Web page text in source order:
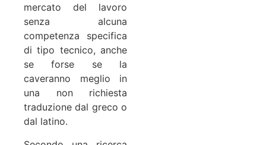
mercato del lavoro
senza alcuna
competenza specifica
di tipo tecnico, anche
se forse se la
caveranno meglio in
una non richiesta
traduzione dal greco o
dal latino.